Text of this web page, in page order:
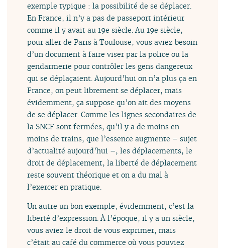
exemple typique : la possibilité de se déplacer.
En France, il n’y a pas de passeport intérieur
comme il y avait au 19e siècle. Au 19e siècle,
pour aller de Paris à Toulouse, vous aviez besoin
d’un document à faire viser par la police ou la
gendarmerie pour contrôler les gens dangereux
qui se déplaçaient. Aujourd’hui on n’a plus ça en
France, on peut librement se déplacer, mais
évidemment, ça suppose qu’on ait des moyens
de se déplacer. Comme les lignes secondaires de
la SNCF sont fermées, qu’il y a de moins en
moins de trains, que l’essence augmente – sujet
d’actualité aujourd’hui –, les déplacements, le
droit de déplacement, la liberté de déplacement
reste souvent théorique et on a du mal à
l’exercer en pratique.
Un autre un bon exemple, évidemment, c’est la
liberté d’expression. À l’époque, il y a un siècle,
vous aviez le droit de vous exprimer, mais
c’était au café du commerce où vous pouviez